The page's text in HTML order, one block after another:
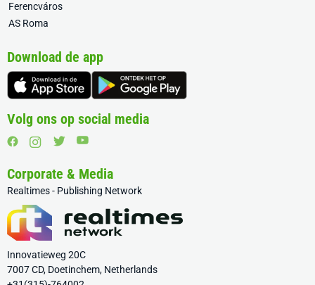
Ferencváros
AS Roma
Download de app
Volg ons op social media
Corporate & Media
Realtimes - Publishing Network
Innovatieweg 20C
7007 CD, Doetinchem, Netherlands